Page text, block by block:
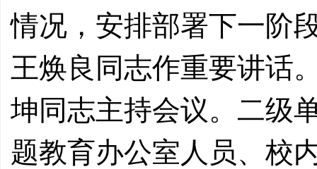
情况，安排部署下一阶
王焕良同志作重要讲话
坤同志主持会议。二级
题教育办公室人员、校